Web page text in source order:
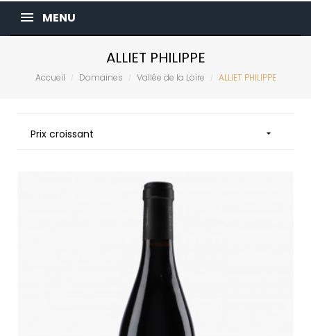
MENU
ALLIET PHILIPPE
Accueil Domaines Vallée de la Loire ALLIET PHILIPPE
Prix croissant 